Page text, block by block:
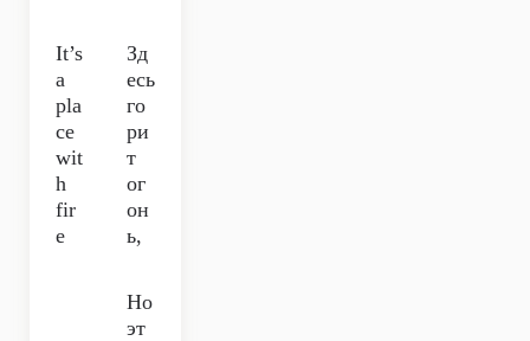
It’s
a
pla
ce
wit
h
fir
e
Зд
есь
го
ри
т
ог
он
ь,
Но
эт